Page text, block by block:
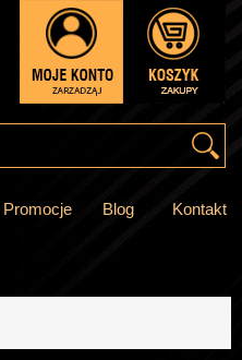
Promocje Blog Kontakt